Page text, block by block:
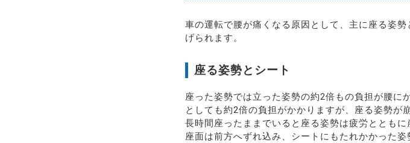
車の運転で腰が痛くなる原因として、主に座る姿
げられます。
座る姿勢とシート
座った姿勢では立った姿勢の約2倍もの負担が腰に
としても約2倍の負担がかかりますが、座る姿勢が
長時間座ったままでいると座る姿勢は疲労ととも
座面は前方へずれ込み、シートにもたれかかった